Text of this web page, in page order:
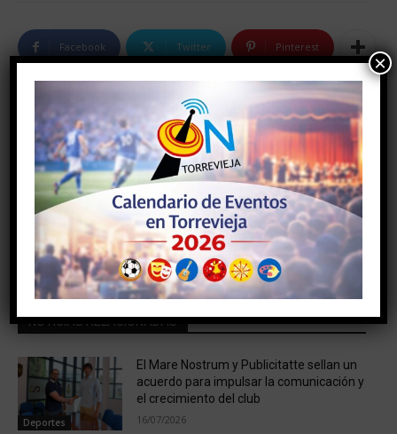
Facebook Twitter Pinterest
Artículo anterior
Fallece un motorista al
salirse de la vía en Torrevieja
Artículo siguiente
MAÑANA SE ABRE EL
PLAZO DE PRESENTACIÓN
DE SOLICITUDES PARA
SUBVENCIONES A
ENTIDADES DEPORTIVAS DE
LA LOCALIDAD PARA EL
EJERCICIO 2021
NOTICIAS RELACIONADAS
Deportes
El Mare Nostrum y Publicitatte sellan un
acuerdo para impulsar la comunicación y
el crecimiento del club
16/07/2026
×